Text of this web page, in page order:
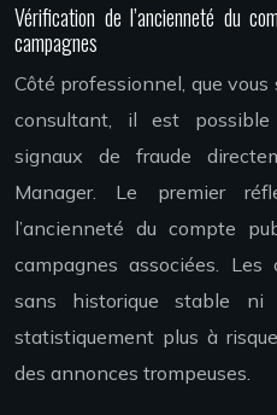
Vérification de l’ancienneté du
campagnes
Côté professionnel, que
consultant, il est
signaux de fraude
Manager. Le premier
l’ancienneté du compte
campagnes associées. Les
sans historique stable ni
statistiquement plus à
des annonces trompeuses.